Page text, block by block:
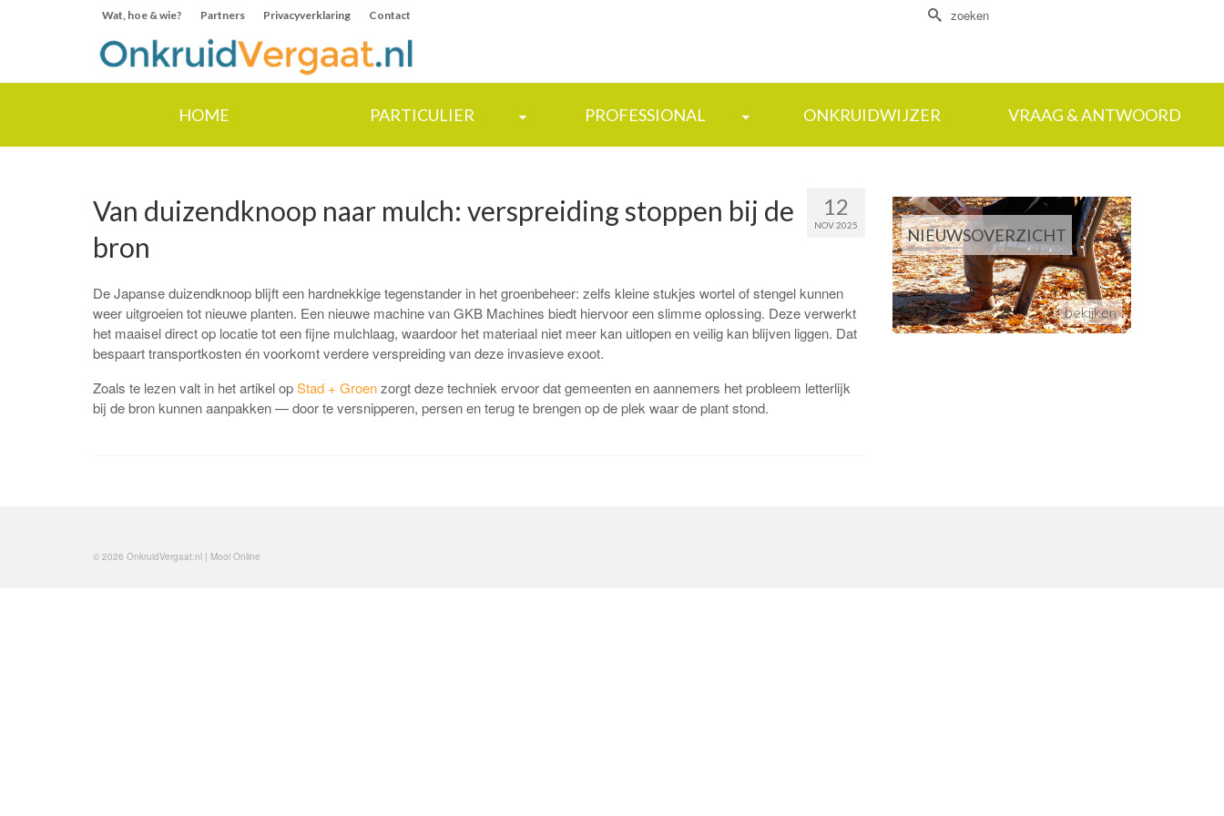
Wat, hoe & wie? Partners Privacyverklaring Contact
Zoek
HOME PARTICULIER PROFESSIONAL ONKRUIDWIJZER VRAAG & ANTWOORD
12
NOV 2025
Van duizendknoop naar mulch: verspreiding stoppen bij de
bron
De Japanse duizendknoop blijft een hardnekkige tegenstander in het groenbeheer: zelfs kleine stukjes wortel of stengel kunnen
weer uitgroeien tot nieuwe planten. Een nieuwe machine van GKB Machines biedt hiervoor een slimme oplossing. Deze verwerkt
het maaisel direct op locatie tot een fijne mulchlaag, waardoor het materiaal niet meer kan uitlopen en veilig kan blijven liggen. Dat
bespaart transportkosten én voorkomt verdere verspreiding van deze invasieve exoot.
Zoals te lezen valt in het artikel opStad + Groenzorgt deze techniek ervoor dat gemeenten en aannemers het probleem letterlijk
bij de bron kunnen aanpakken — door te versnipperen, persen en terug te brengen op de plek waar de plant stond.
NIEUWSOVERZICHT
bekijken
© 2026 OnkruidVergaat.nl | Mooi Online